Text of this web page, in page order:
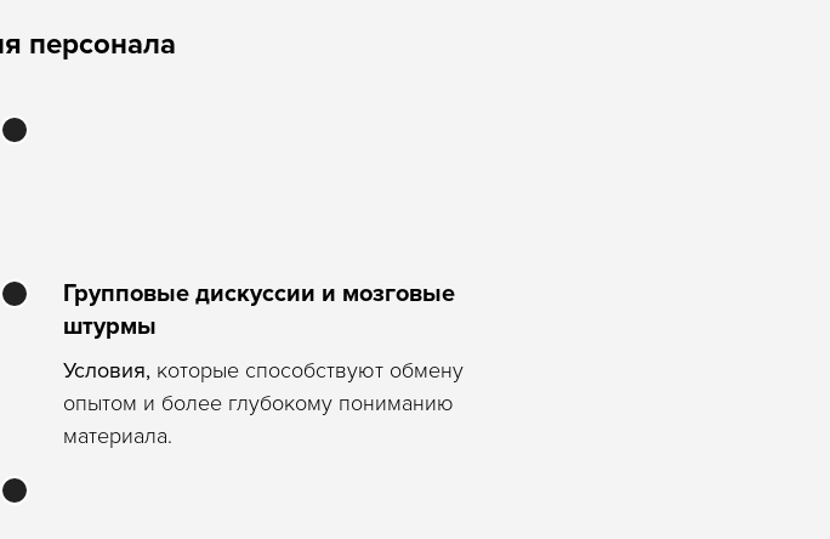
персонала
Групповые дискуссии и мозговые
штурмы
Условия, которые способствуют обмену
опытом и более глубокому пониманию
материала.